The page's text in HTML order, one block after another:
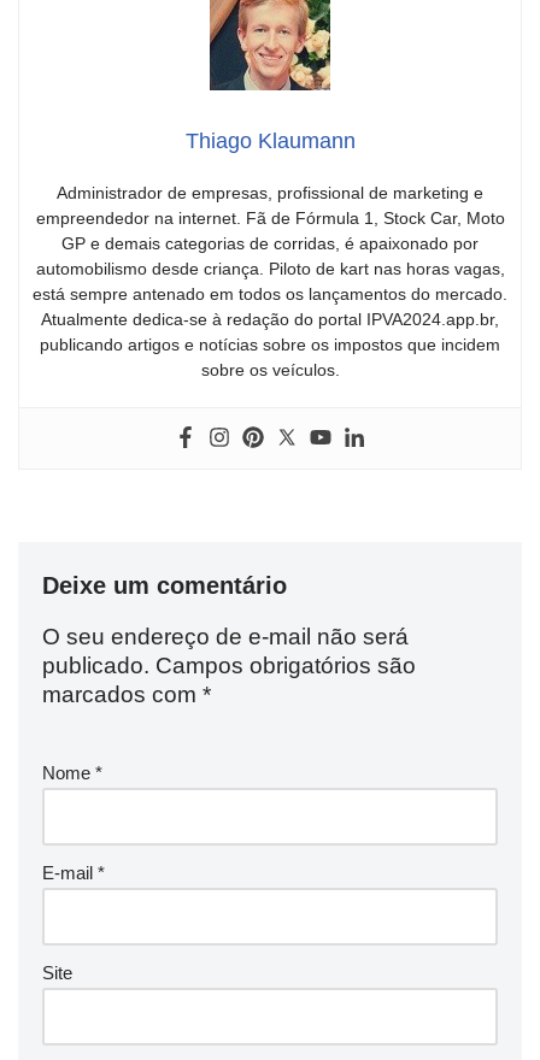
Thiago Klaumann
Administrador de empresas, profissional de marketing e
empreendedor na internet. Fã de Fórmula 1, Stock Car, Moto
GP e demais categorias de corridas, é apaixonado por
automobilismo desde criança. Piloto de kart nas horas vagas,
está sempre antenado em todos os lançamentos do mercado.
Atualmente dedica-se à redação do portal IPVA2024.app.br,
publicando artigos e notícias sobre os impostos que incidem
sobre os veículos.
Deixe um comentário
O seu endereço de e-mail não será
publicado. Campos obrigatórios são
marcados com *
Nome *
E-mail *
Site